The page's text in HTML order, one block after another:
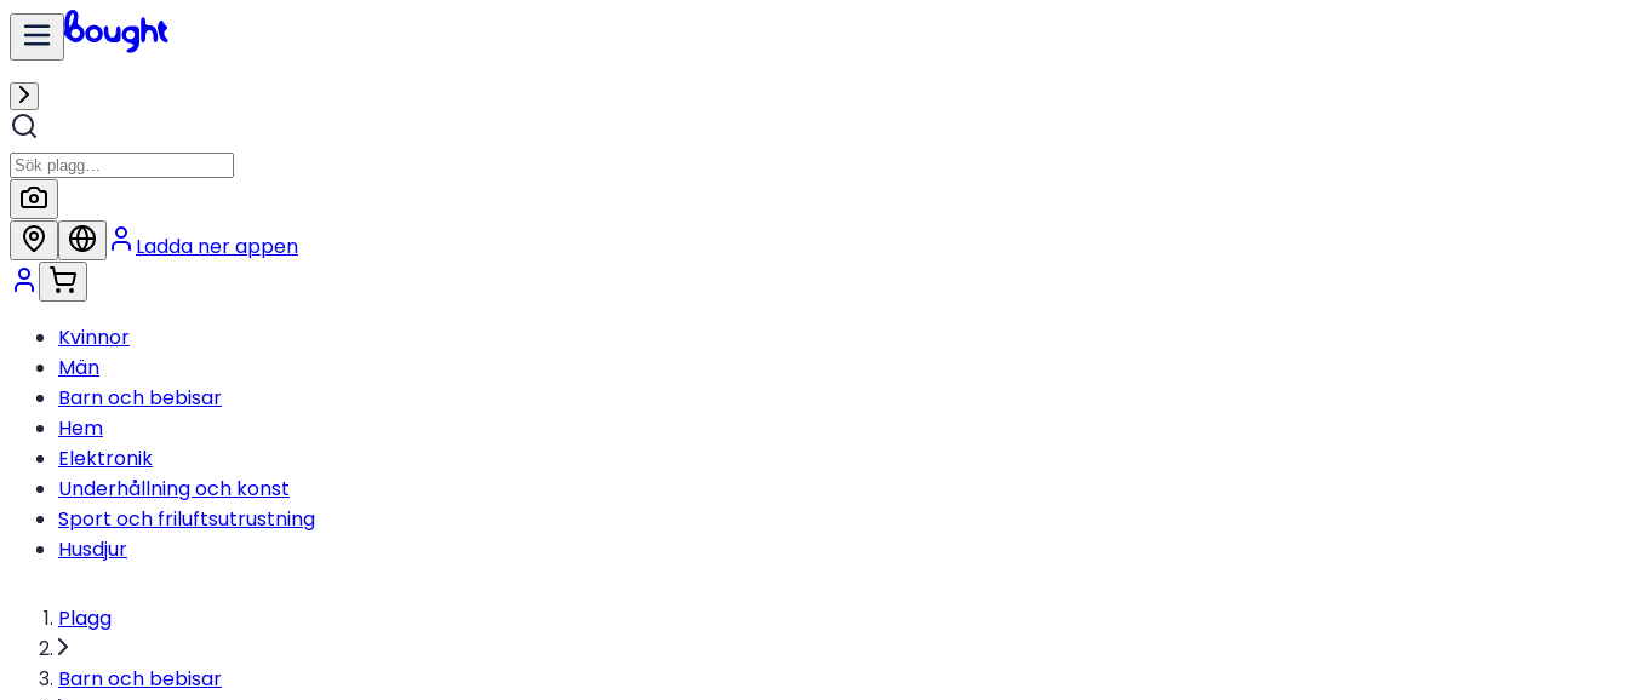
Ladda ner appen
Kvinnor
Män
Barn och bebisar
Hem
Elektronik
Underhållning och konst
Sport och friluftsutrustning
Husdjur
Plagg
Barn och bebisar